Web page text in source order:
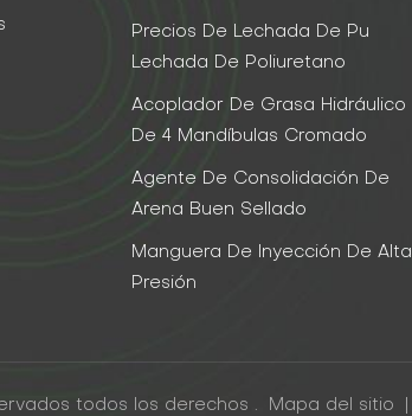
Precios De Lechada De Pu
Lechada De Poliuretano
Acoplador De Grasa Hidráulico
De 4 Mandíbulas Cromado
Agente De Consolidación De
Arena Buen Sellado
Manguera De Inyección De Alta
Presión
todos los derechos . Mapa del sitio